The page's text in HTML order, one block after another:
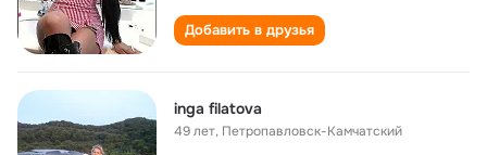
Добавить в друзья
inga filatova
49 лет, Петропавловск-Камчатский